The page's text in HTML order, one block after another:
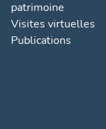
patrimoine
Visites virtuelles
Publications